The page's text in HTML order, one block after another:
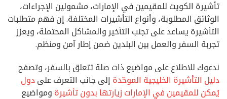
تأشيرة الكويت للمقيمين في الإمارات، مشمولين الإجراءات،
الوثائق المطلوبة، وأنواع التأشيرات المختلفة. إن فهم متطلبات
التأشيرة يساعد على تجنب التأخير والمشاكل المحتملة، ويعزز
تجربة السفر والعمل بين البلدين ضمن إطار آمن ومنظم.
ندعوك للاطلاع على مواضيع ذات صلة تتعلق بالسفر، وتصفح
دليل التأشيرة الخليجية الموحّدةإلى جانب التعرف علىدول
يُمكن للمقيمين في الإمارات زيارتها بدون تأشيرةومواضيع